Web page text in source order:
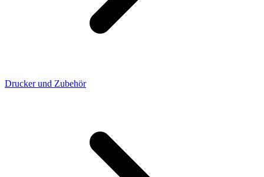
Drucker und Zubehör